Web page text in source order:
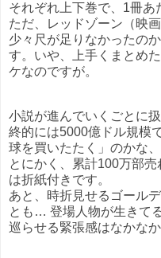
それぞれ上下巻で、1冊あ
ただ、レッドゾーン（映
少々尺が足りなかったの
す。いや、上手くまとめ
ケなのですが。
小説が進んでいくごとに
終的には5000億ドル規模
球を買いたたく」のかな
とにかく、累計100万部
は折紙付きです。
あと、時折見せるゴール
とも… 登場人物が生きて
巡らせる緊張感はなかな